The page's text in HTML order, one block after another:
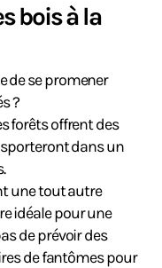
bois à la
de se promener
?
forêts offrent des
dans un
une tout autre
idéale pour une
de prévoir des
de fantômes pour